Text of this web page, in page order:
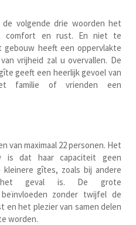
volgende drie woorden het
comfort en rust. En niet te
heeft een oppervlakte
vrijheid zal u overvallen. De
geeft een heerlijk gevoel van
familie of vrienden een
van maximaal 22 personen. Het
is dat haar capaciteit geen
gîtes, zoals bij andere
het geval is. De grote
beïnvloeden zonder twijfel de
en het plezier van samen delen
worden.